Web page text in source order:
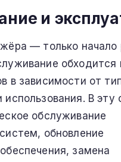
и
— только начало
обходится
в зависимости от
использования. В эту
обслуживание
обновление
замена